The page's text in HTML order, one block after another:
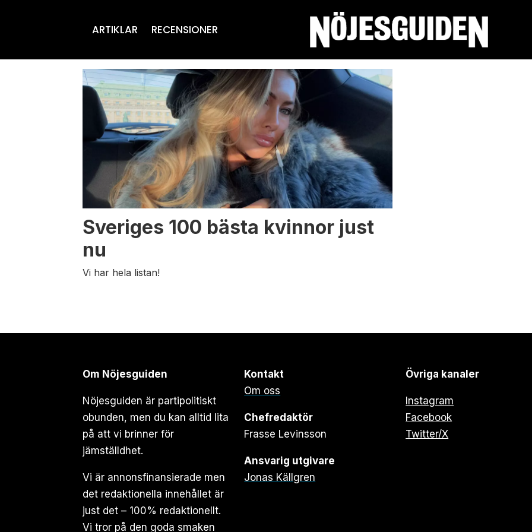
ARTIKLAR RECENSIONER
Sveriges 100 bästa kvinnor just
nu
Vi har hela listan!
Om Nöjesguiden
Nöjesguiden är partipolitiskt
obunden, men du kan alltid lita
på att vi brinner för
jämställdhet.
Vi är annonsfinansierade men
det redaktionella innehållet är
just det – 100% redaktionellt.
Vi tror på den goda smaken
Kontakt
Om oss
Chefredaktör
Frasse Levinsson
Ansvarig utgivare
Jonas Källgren
Övriga kanaler
Instagram
Facebook
Twitter/X